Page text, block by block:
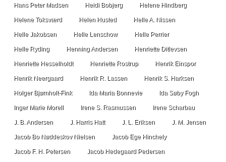
Hans Peter Madsen Heidi Bobjerg Helene Hindberg
Helene Toksværd Helen Husted Helle A. Nissen
Helle Jakobsen Helle Lenschow Helle Perrier
Helle Ryding Henning Andersen Henriette Ditlevsen
Henriette Hesselholdt Henriette Rostrup Henrik Einspor
Henrik Neergaard Henrik R. Lassen Henrik S. Harksen
Holger Bjørnholt-Fink Ida Maria Bonnevie Ida Søby Fogh
Inger Marie Morell Irene S. Rasmussen Irene Scharbau
J. B. Andersen J. Harris Hatt J. L. Eriksen J. M. Jensen
Jacob Bo Nøddeskov Nielsen Jacob Ege Hinchely
Jacob F. H. Petersen Jacob Hedegaard Pedersen